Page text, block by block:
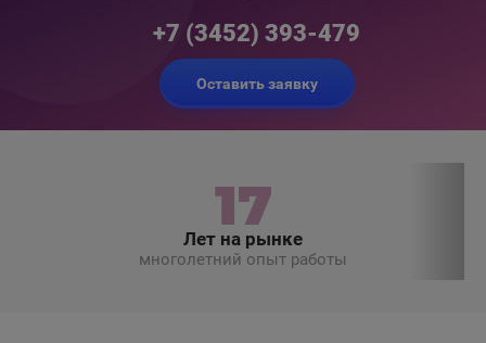
+7 (3452) 393-479
Оставить заявку
17
Лет на рынке
многолетний опыт работы